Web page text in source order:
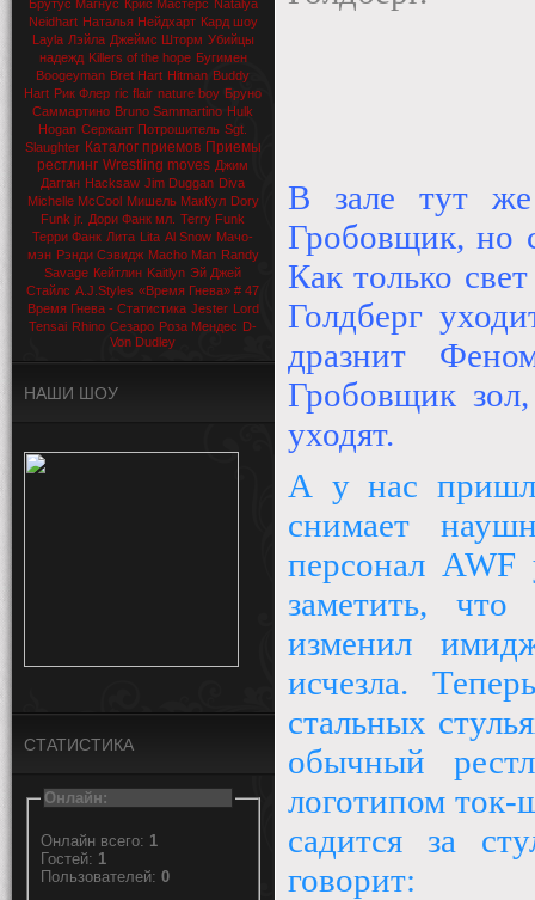
Брутус Магнус Крис Мастерс Natalya
Neidhart Наталья Нейдхарт Кард шоу
Layla Лэйла Джеймс Шторм Убийцы
надежд Killers of the hope Бугимен
Boogeyman Bret Hart Hitman Buddy
Hart Рик Флер ric flair nature boy Бруно
Саммартино Bruno Sammartino Hulk
Hogan Сержант Потрошитель Sgt.
Slaughter Каталог приемов Приемы
рестлинг Wrestling moves Джим
Дагган Hacksaw Jim Duggan Diva
Michelle McCool Мишель МакКул Dory
Funk jr. Дори Фанк мл.
Terry Funk
Терри Фанк Лита Lita Al Snow Мачо-
мэн Рэнди Сэвидж Macho Man Randy
Savage Кейтлин Kaitlyn Эй Джей
Стайлс A.J.Styles «Время Гнева» # 47
Время Гнева - Статистика Jester Lord
Tensai Rhino Сезаро Роза Мендес D-
Von Dudley
НАШИ ШОУ
СТАТИСТИКА
Онлайн:
Онлайн всего: 1
Гостей: 1
Пользователей: 0
В зале тут же
Гробовщик, но
Как только
Голдберг
дразнит
Гробовщик
уходят.
А у нас
снимает
персонал AWF
заметить,
изменил
исчезла.
стальных
обычный
логотипом ток-
садится за
говорит: